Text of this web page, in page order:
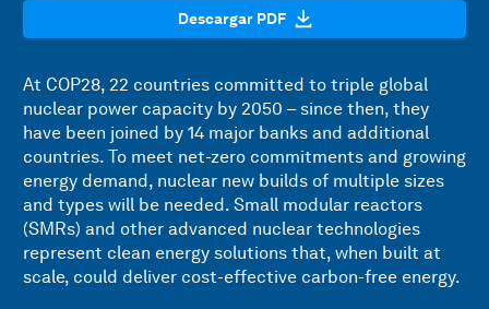
Descargar PDF
At COP28, 22 countries committed to triple global
nuclear power capacity by 2050 – since then, they
have been joined by 14 major banks and additional
countries. To meet net-zero commitments and growing
energy demand, nuclear new builds of multiple sizes
and types will be needed. Small modular reactors
(SMRs) and other advanced nuclear technologies
represent clean energy solutions that, when built at
scale, could deliver cost-effective carbon-free energy.